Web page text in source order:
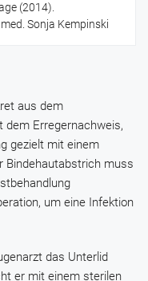
(2014).
Sonja Kempinski
aus dem
dem Erregernachweis,
gezielt mit einem
Bindehautabstrich muss
um eine Infektion
das Unterlid
er mit einem sterilen